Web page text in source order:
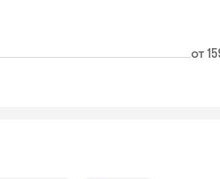
от